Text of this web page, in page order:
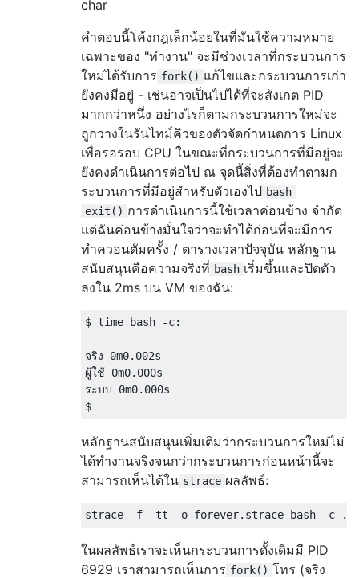
char
คำตอบนี้โค้งกฎเล็กน้อยในที่มันใช้ความหมาย
เฉพาะของ "ทำงาน" จะมีช่วงเวลาที่กระบวนการ
ใหม่ได้รับการ fork() แก้ไขและกระบวนการเก่า
ยังคงมีอยู่ - เช่นอาจเป็นไปได้ที่จะสังเกต PID
มากกว่าหนึ่ง อย่างไรก็ตามกระบวนการใหม่จะ
ถูกวางในรันไทม์คิวของตัวจัดกำหนดการ Linux
เพื่อรอรอบ CPU ในขณะที่กระบวนการที่มีอยู่จะ
ยังคงดำเนินการต่อไป ณ จุดนี้สิ่งที่ต้องทำตามก
ระบวนการที่มีอยู่สำหรับตัวเองไป bash
exit() การดำเนินการนี้ใช้เวลาค่อนข้าง จำกัด
แต่ฉันค่อนข้างมั่นใจว่าจะทำได้ก่อนที่จะมีการ
ทำควอนตัมครั้ง / ตารางเวลาปัจจุบัน หลักฐาน
สนับสนุนคือความจริงที่ bash เริ่มขึ้นและปิดตัว
ลงใน 2ms บน VM ของฉัน:
$ time bash -c:
จริง 0m0.002s
ผู้ใช้ 0m0.000s
ระบบ 0m0.000s
หลักฐานสนับสนุนเพิ่มเติมว่ากระบวนการใหม่ไม่
ได้ทำงานจริงจนกว่ากระบวนการก่อนหน้านี้จะ
สามารถเห็นได้ใน strace ผลลัพธ์:
ในผลลัพธ์เราจะเห็นกระบวนการดั้งเดิมมี PID
6929 เราสามารถเห็นการ fork() โทร (จริง